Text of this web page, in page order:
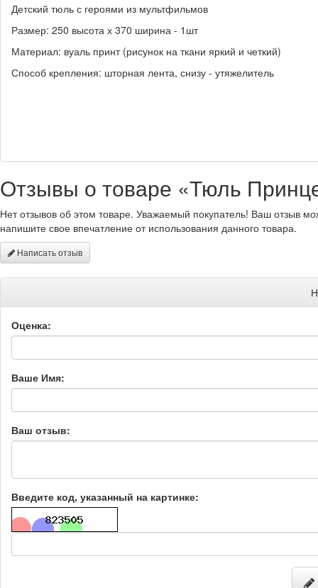
Детский тюль с героями из мультфильмов
Размер: 250 высота х 370 ширина - 1шт
Материал: вуаль принт (рисунок на ткани яркий и четкий)
Способ крепления: шторная лента, снизу - утяжелитель
Отзывы о товаре «Тюль
Нет отзывов об этом товаре. Уважаемый покупатель! Ваш отзыв
напишите свое впечатление от использования данного товара.
Написать отзыв
Оценка:
Ваше Имя:
Ваш отзыв:
Введите код, указанный на картинке: